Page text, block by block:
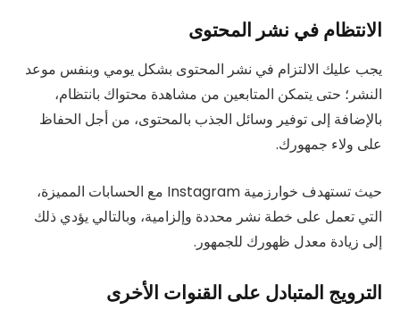
الانتظام في نشر المحتوى
يجب عليك الالتزام في نشر المحتوى بشكل يومي وبنفس موعد
النشر؛ حتى يتمكن المتابعين من مشاهدة محتواك بانتظام،
بالإضافة إلى توفير وسائل الجذب بالمحتوى، من أجل الحفاظ
على ولاء جمهورك.
حيث تستهدف خوارزمية Instagram مع الحسابات المميزة،
التي تعمل على خطة نشر محددة وإلزامية، وبالتالي يؤدي ذلك
إلى زيادة معدل ظهورك للجمهور.
الترويج المتبادل على القنوات الأخرى